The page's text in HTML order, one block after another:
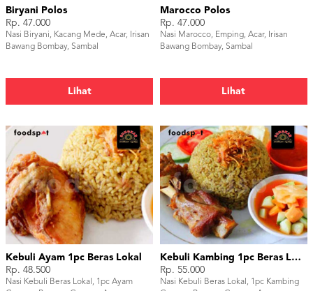
Biryani Polos
Rp. 47.000
Nasi Biryani, Kacang Mede, Acar, Irisan
Bawang Bombay, Sambal
Lihat
Marocco Polos
Rp. 47.000
Nasi Marocco, Emping, Acar, Irisan
Bawang Bombay, Sambal
Lihat
Kebuli Ayam 1pc Beras Lokal
Rp. 48.500
Nasi Kebuli Beras Lokal, 1pc Ayam
Kebuli Kambing 1pc Beras Lokal
Rp. 55.000
Nasi Kebuli Beras Lokal, 1pc Kambing